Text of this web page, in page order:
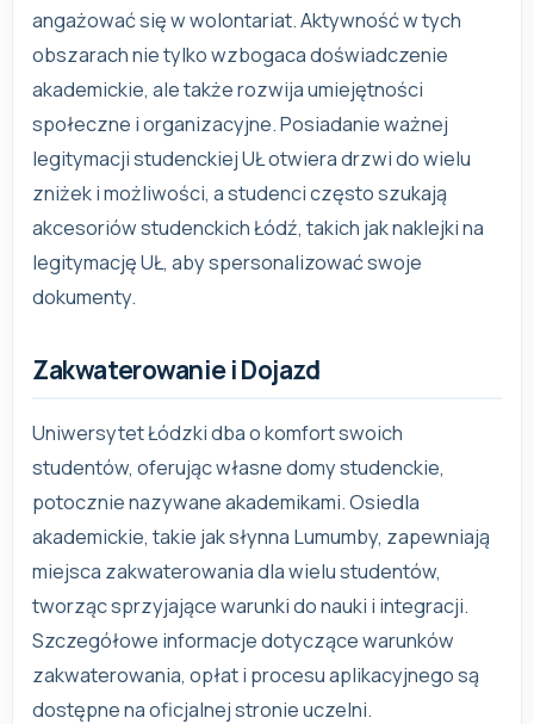
angażować się w wolontariat. Aktywność w tych
obszarach nie tylko wzbogaca doświadczenie
akademickie, ale także rozwija umiejętności
społeczne i organizacyjne. Posiadanie ważnej
legitymacji studenckiej UŁ otwiera drzwi do wielu
zniżek i możliwości, a studenci często szukają
akcesoriów studenckich Łódź, takich jak naklejki na
legitymację UŁ, aby spersonalizować swoje
dokumenty.
Zakwaterowanie i Dojazd
Uniwersytet Łódzki dba o komfort swoich
studentów, oferując własne domy studenckie,
potocznie nazywane akademikami. Osiedla
akademickie, takie jak słynna Lumumby, zapewniają
miejsca zakwaterowania dla wielu studentów,
tworząc sprzyjające warunki do nauki i integracji.
Szczegółowe informacje dotyczące warunków
zakwaterowania, opłat i procesu aplikacyjnego są
dostępne na oficjalnej stronie uczelni.